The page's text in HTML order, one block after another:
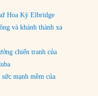
Hoa Kỳ Elbridge
và khánh thành xa
chiến tranh của
mạnh mềm của